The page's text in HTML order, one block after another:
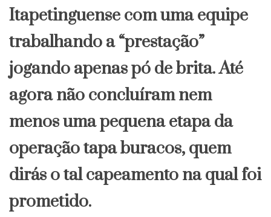
Itapetinguense com uma equipe
trabalhando a “prestação”
jogando apenas pó de brita. Até
agora não concluíram nem
menos uma pequena etapa da
operação tapa buracos, quem
dirás o tal capeamento na qual foi
prometido.